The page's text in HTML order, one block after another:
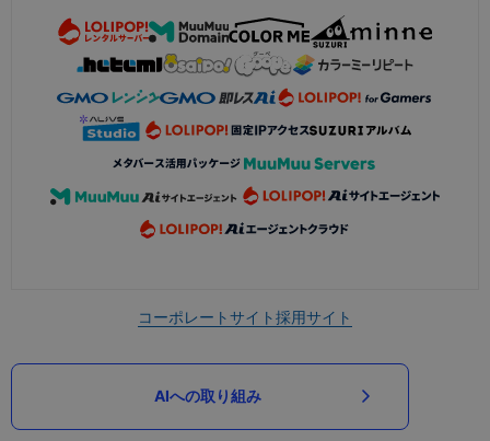
コーポレートサイト採用サイト
AIへの取り組み